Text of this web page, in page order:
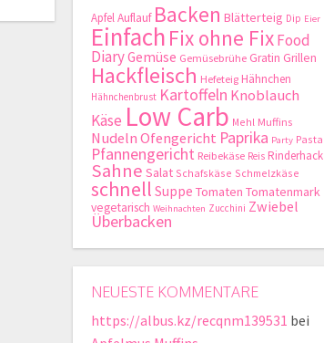
ApfelAuflauf Backen Blätterteig Dip Eier
Einfach Fix ohne FixFood
DiaryGemüse Gemüsebrühe Gratin Grillen
Hackfleisch Hefeteig Hähnchen
Hähnchenbrust Kartoffeln Knoblauch
Käse Low Carb Mehl Muffins
NudelnOfengericht Paprika Party Pasta
Pfannengericht Reibekäse Reis Rinderhack
Sahne Salat Schafskäse Schmelzkäse
schnell Suppe Tomaten Tomatenmark
vegetarisch Weihnachten Zucchini Zwiebel
Überbacken
NEUESTE KOMMENTARE
https://albus.kz/recqnm139531 bei